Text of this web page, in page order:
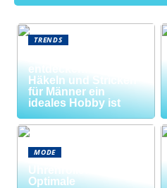
TRENDS
entdecken: Warum
Häkeln und Stricken
für Männer ein
ideales Hobby ist
MODE
Uhrenrolle: Die
Optimale